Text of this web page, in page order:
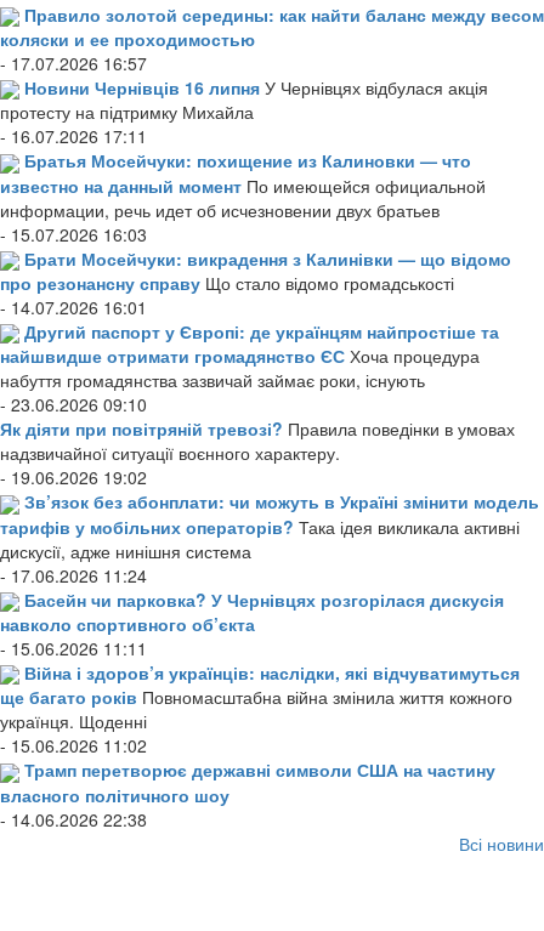
Правило золотой середины: как найти баланс между весом
коляски и ее проходимостью
- 17.07.2026 16:57
Новини Чернівців 16 липня У Чернівцях відбулася акція
протесту на підтримку Михайла
- 16.07.2026 17:11
Братья Мосейчуки: похищение из Калиновки — что
известно на данный момент По имеющейся официальной
информации, речь идет об исчезновении двух братьев
- 15.07.2026 16:03
Брати Мосейчуки: викрадення з Калинівки — що відомо
про резонансну справу Що стало відомо громадськості
- 14.07.2026 16:01
Другий паспорт у Європі: де українцям найпростіше та
найшвидше отримати громадянство ЄС Хоча процедура
набуття громадянства зазвичай займає роки, існують
- 23.06.2026 09:10
Як діяти при повітряній тревозі? Правила поведінки в умовах
надзвичайної ситуації воєнного характеру.
- 19.06.2026 19:02
Зв’язок без абонплати: чи можуть в Україні змінити модель
тарифів у мобільних операторів? Така ідея викликала активні
дискусії, адже нинішня система
- 17.06.2026 11:24
Басейн чи парковка? У Чернівцях розгорілася дискусія
навколо спортивного об’єкта
- 15.06.2026 11:11
Війна і здоров’я українців: наслідки, які відчуватимуться
ще багато років Повномасштабна війна змінила життя кожного
українця. Щоденні
- 15.06.2026 11:02
Трамп перетворює державні символи США на частину
власного політичного шоу
- 14.06.2026 22:38
Всі новини